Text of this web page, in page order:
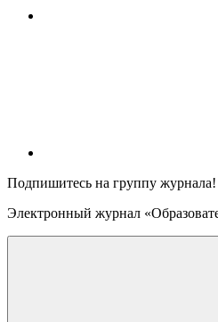
Подпишитесь на группу журнала!
Электронный журнал